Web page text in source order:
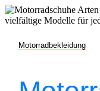
Motorradbekleidung